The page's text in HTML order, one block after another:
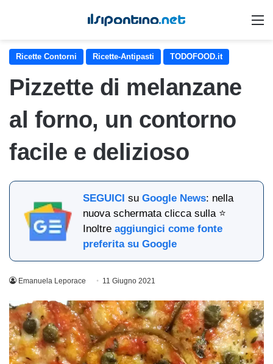
Ricette Contorni Ricette-Antipasti TODOFOOD.it
Pizzette di melanzane
al forno, un contorno
facile e delizioso
SEGUICI suGoogle News: nella
nuova schermata clicca sulla ⭐
Inoltreaggiungici come fonte
preferita su Google
Emanuela Leporace 11 Giugno 2021